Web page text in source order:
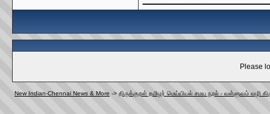
Please
New Indian-Chennai News & More -> திருக்குறள் தமிழர் மெய்யியல் சமய நூல் - வள்ளுவம் வழி